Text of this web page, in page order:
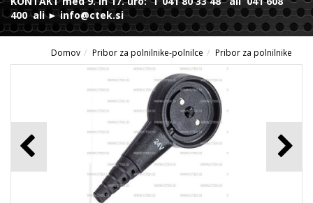
400 ali ► info@ctek.si
MC PowerSystem 24V -
Domov Pribor za polnilnike-polnilce Pribor za polnilnike